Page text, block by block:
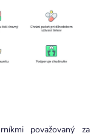
považovaný za